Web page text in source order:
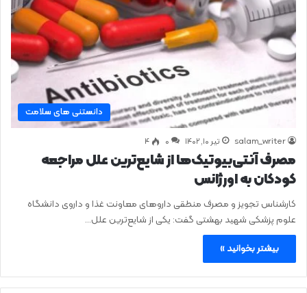
دانستنی های سلامت
salam_writer تیر ۱۰, ۱۴۰۲ 0 ۴
مصرف آنتی‌بیوتیک‌ها از شایع‌ترین علل مراجعه
کودکان به اورژانس
کارشناس تجویز و مصرف منطقی داروهای معاونت غذا و داروی دانشگاه
علوم پزشکی شهید بهشتی گفت: یکی از شایع‌ترین علل…
بیشتر بخوانید »